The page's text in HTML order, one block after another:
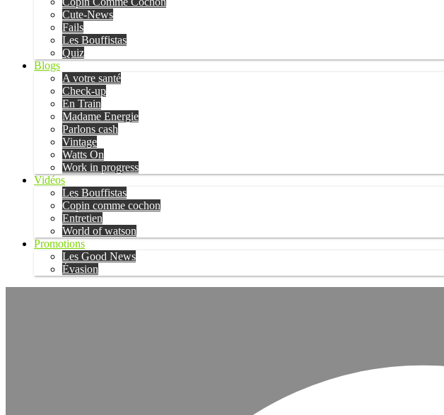
Cute-News
Fails
Les Bouffistas
Quiz
Blogs
A votre santé
Check-up
En Train
Madame Energie
Parlons cash
Vintage
Watts On
Work in progress
Vidéos
Les Bouffistas
Copin comme cochon
Entretien
World of watson
Promotions
Les Good News
Évasion